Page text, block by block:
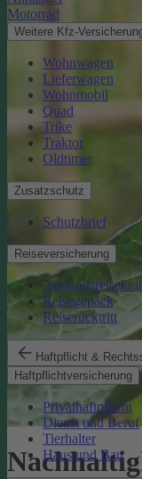
Motorrad
Weitere Kfz-
Wohnwagen
Lieferwagen
Wohnmobil
Quad
Trike
Traktor
Oldtimer
Zusatzschutz
Schutzbrief
Reiseversicherung
Reisegepäck
Reiserücktritt
Haftpflicht &
Haftpflichtversicherung
Privathaftpflicht
Dienst und Beruf
Tierhalter
Haus und Bau